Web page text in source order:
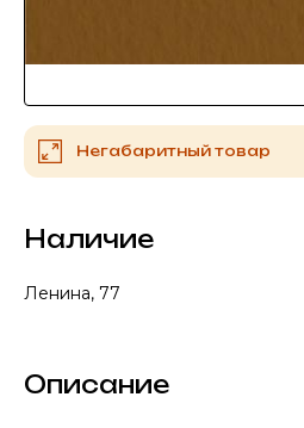
Негабаритный товар
Наличие
Ленина, 77
Описание